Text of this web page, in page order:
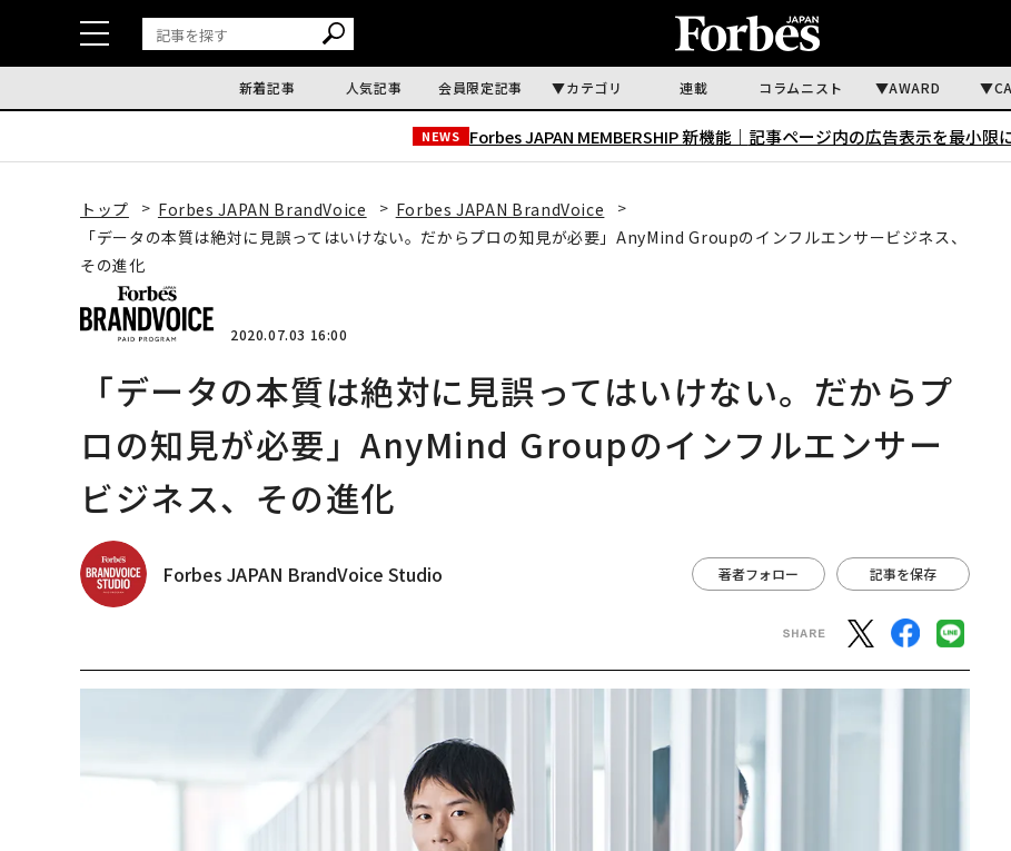
新着記事 人気記事 会員限定記事 カテゴリ 連載 コラムニスト AWARD
NEWS Forbes JAPAN MEMBERSHIP 新機能｜ 記事ページ内の広告表示を最小限
トップ Forbes JAPAN BrandVoice
Forbes JAPAN BrandVoice
「データの本質は絶対に見誤ってはいけない。だからプロの知見が必要」AnyMind Groupのインフルエンサービジネス、
その進化
2020.07.03 16:00
「データの本質は絶対に見誤ってはいけない。だからプ
ロの知見が必要」AnyMind Groupのインフルエンサー
ビジネス、その進化
Forbes JAPAN BrandVoice Studio 著者フォロー 記事を保存